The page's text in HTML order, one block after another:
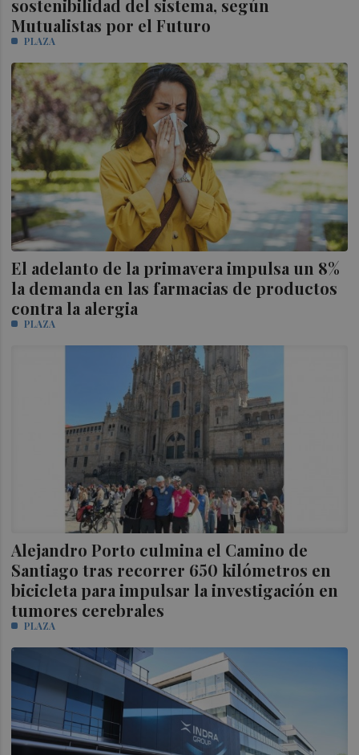
sostenibilidad del sistema, según
Mutualistas por el Futuro
PLAZA
El adelanto de la primavera impulsa un 8%
la demanda en las farmacias de productos
contra la alergia
PLAZA
Alejandro Porto culmina el Camino de
Santiago tras recorrer 650 kilómetros en
bicicleta para impulsar la investigación en
tumores cerebrales
PLAZA